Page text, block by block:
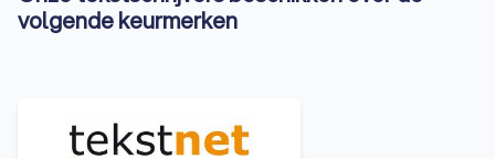
volgende keurmerken